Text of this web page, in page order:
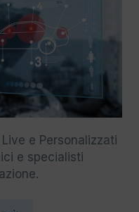
e Personalizzati
e specialisti